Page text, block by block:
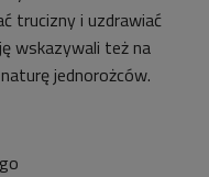
trucizny i uzdrawiać
wskazywali też na
jednorożców.